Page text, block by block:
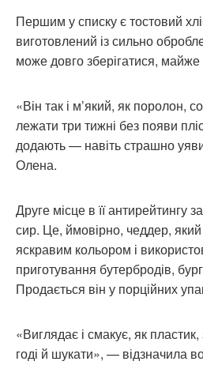
Першим у списку є тостовий
виготовлений із сильно
може довго зберігатися, майже
«Він так і м’який, як поролон,
лежати три тижні без появи
додають — навіть страшно
Олена.
Друге місце в її антирейтингу
сир. Це, ймовірно, чеддер,
яскравим кольором і
приготування бутербродів,
Продається він у порційних
«Виглядає і смакує, як
годі й шукати», — відзначила